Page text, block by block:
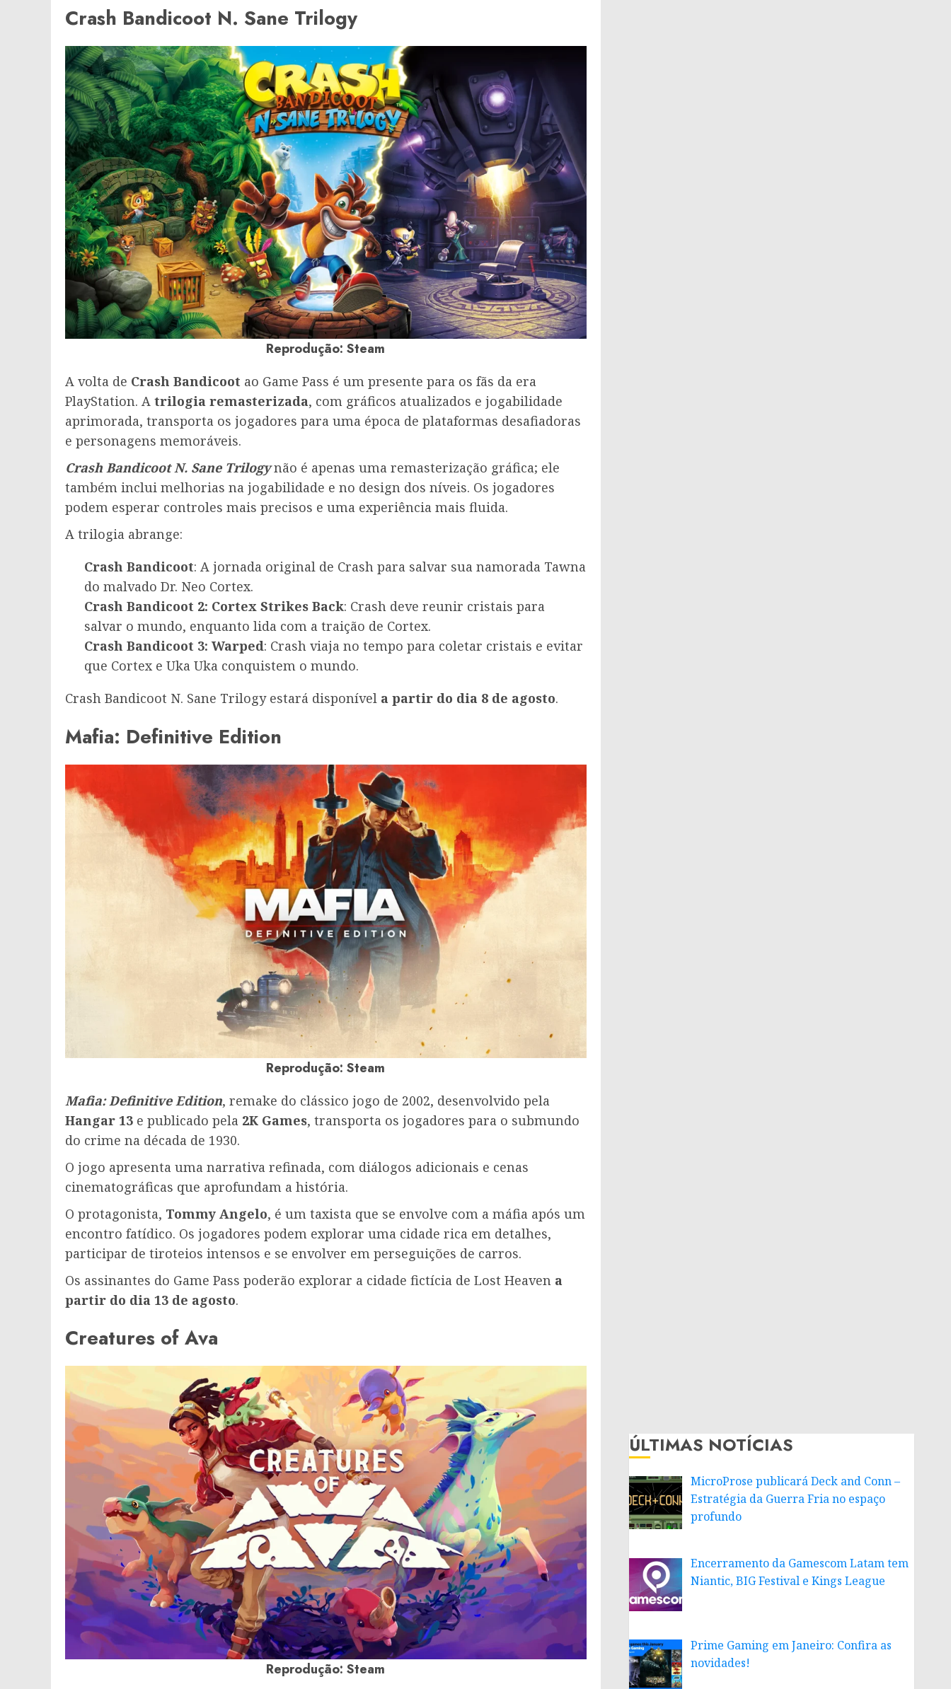
Crash Bandicoot N. Sane Trilogy
Reprodução: Steam
A volta de Crash Bandicoot ao Game Pass é um presente para os fãs da era
PlayStation. A trilogia remasterizada, com gráficos atualizados e jogabilidade
aprimorada, transporta os jogadores para uma época de plataformas desafiadoras
e personagens memoráveis.
Crash Bandicoot N. Sane Trilogynão é apenas uma remasterização gráfica; ele
também inclui melhorias na jogabilidade e no design dos níveis. Os jogadores
podem esperar controles mais precisos e uma experiência mais fluida.
A trilogia abrange:
Crash Bandicoot: A jornada original de Crash para salvar sua namorada Tawna
do malvado Dr. Neo Cortex.
Crash Bandicoot 2: Cortex Strikes Back: Crash deve reunir cristais para
salvar o mundo, enquanto lida com a traição de Cortex.
Crash Bandicoot 3: Warped: Crash viaja no tempo para coletar cristais e evitar
que Cortex e Uka Uka conquistem o mundo.
Crash Bandicoot N. Sane Trilogy estará disponível a partir do dia 8 de agosto.
Mafia: Definitive Edition
Reprodução: Steam
Mafia: Definitive Edition, remake do clássico jogo de 2002, desenvolvido pela
Hangar 13 e publicado pela 2K Games, transporta os jogadores para o submundo
do crime na década de 1930.
O jogo apresenta uma narrativa refinada, com diálogos adicionais e cenas
cinematográficas que aprofundam a história.
O protagonista, Tommy Angelo, é um taxista que se envolve com a máfia após um
encontro fatídico. Os jogadores podem explorar uma cidade rica em detalhes,
participar de tiroteios intensos e se envolver em perseguições de carros.
Os assinantes do Game Pass poderão explorar a cidade fictícia de Lost Heaven a
partir do dia 13 de agosto.
Creatures of Ava
Reprodução: Steam
ÚLTIMAS NOTÍCIAS
MicroProse publicará Deck and Conn –
Estratégia da Guerra Fria no espaço
profundo
Encerramento da Gamescom Latam tem
Niantic, BIG Festival e Kings League
Prime Gaming em Janeiro: Confira as
novidades!